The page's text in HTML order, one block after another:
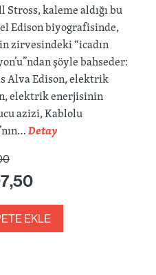
Stross, kaleme aldığı bu
Edison biyografisinde,
zirvesindeki “icadın
şöyle bahseder:
Alva Edison, elektrik
elektrik enerjisinin
azizi, Kablolu
Detay
EKLE